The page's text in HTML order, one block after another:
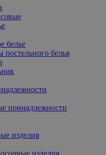
белье
постельного белья
принадлежности
изделия
изделия